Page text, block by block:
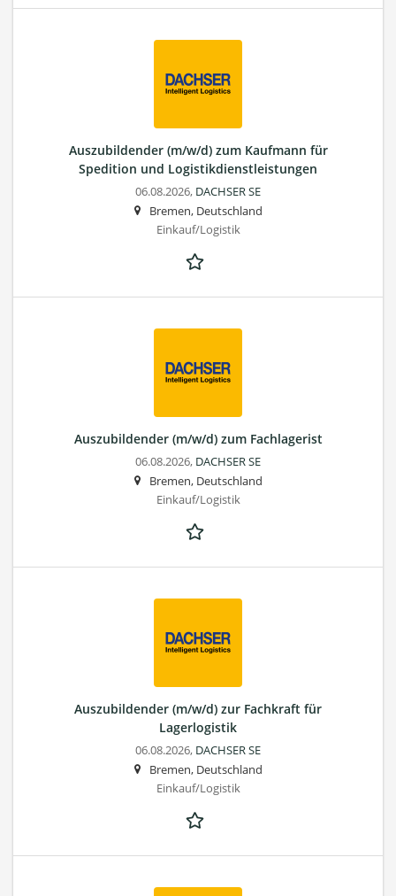
Auszubildender (m/w/d) zum Kaufmann für
Spedition und Logistikdienstleistungen
06.08.2026, DACHSER SE
Bremen, Deutschland
Einkauf/Logistik
Auszubildender (m/w/d) zum Fachlagerist
06.08.2026, DACHSER SE
Bremen, Deutschland
Einkauf/Logistik
Auszubildender (m/w/d) zur Fachkraft für
Lagerlogistik
06.08.2026, DACHSER SE
Bremen, Deutschland
Einkauf/Logistik